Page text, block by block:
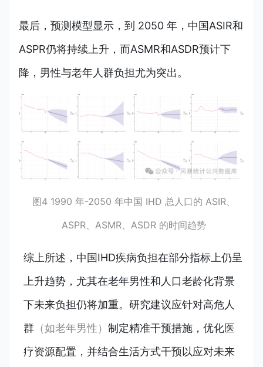
最后，预测模型显示，到 2050 年， 中国ASIR和
ASPR仍将持续上升，而ASMR和ASDR预计下
降，男性与老年人群负担尤为突出。
图4 1990 年-2050 年中国 IHD 总人口的 ASIR、
ASPR、ASMR、ASDR 的时间趋势
综上所述，中国IHD疾病负担在部分指标上仍呈
上升趋势，尤其在老年男性和人口老龄化背景
下未来负担仍将加重。研究建议应针对高危人
群 （如老年男性） 制定精准干预措施，优化医
疗资源配置，并结合生活方式干预以应对未来